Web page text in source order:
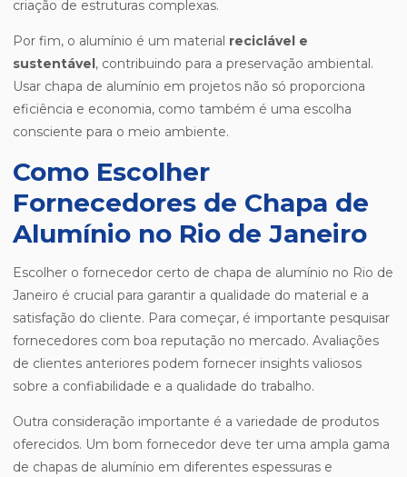
criação de estruturas complexas.
Por fim, o alumínio é um material reciclável e
sustentável , contribuindo para a preservação ambiental.
Usar chapa de alumínio em projetos não só proporciona
eficiência e economia, como também é uma escolha
consciente para o meio ambiente.
Como Escolher
Fornecedores de Chapa de
Alumínio no Rio de Janeiro
Escolher o fornecedor certo de chapa de alumínio no Rio de
Janeiro é crucial para garantir a qualidade do material e a
satisfação do cliente. Para começar, é importante pesquisar
fornecedores com boa reputação no mercado. Avaliações
de clientes anteriores podem fornecer insights valiosos
sobre a confiabilidade e a qualidade do trabalho.
Outra consideração importante é a variedade de produtos
oferecidos. Um bom fornecedor deve ter uma ampla gama
de chapas de alumínio em diferentes espessuras e